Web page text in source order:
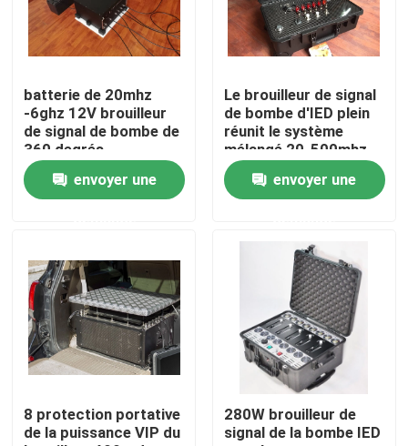
Vidéos
À propos de nous
Visite de l'usine
Demander un devis
Brouilleurs de bourdon
Brouilleur de signal radio
Brouilleur de radiofréquence
batterie de 20mhz
-6ghz 12V brouilleur
de signal de bombe de
360 degrés
envoyer une
Le brouilleur de signal
de bombe d'IED plein
réunit le système
mélangé 20-500mhz
de brouillage à bruit
de Digitalenvoyer une
8 protection portative
de la puissance VIP du
280W brouilleur de
signal de la bombe IED